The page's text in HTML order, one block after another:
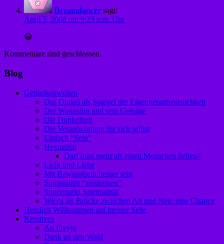
Dreamdancer sagt:
April 5, 2008 um 9:23 a.m. Uhr
😀
Kommentare sind geschlossen.
Blog
Gedankenwelten
Das Orakel als Spiegel der Eigenverantwortlichkeit
Der Wahnsinn und sein Gefolge
Die Dunkelheit
Die Verantwortung für sich selbst
Einfach “Sein”
Hexualität
Darf man mehr als einen Menschen lieben?
Licht und Liebe
Mit Bewusstsein besser sein
Spiritualität “zerdenken”
Supermarkt Spiritualität
Wicca als Brücke zwischen Alt und Neu: eine Chance
Herzlich Willkommen auf meiner Seite
Kreatives
An Freyja
Dank an den Wald